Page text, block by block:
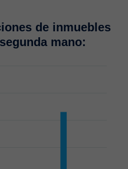
de inmuebles
mano: